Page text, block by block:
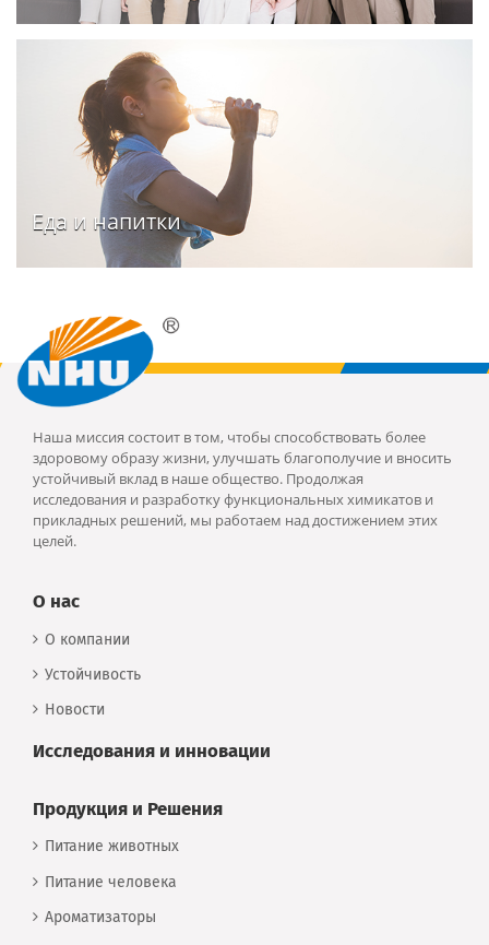
Еда и напитки
Наша миссия состоит в том, чтобы способствовать более
здоровому образу жизни, улучшать благополучие и вносить
устойчивый вклад в наше общество. Продолжая
исследования и разработку функциональных химикатов и
прикладных решений, мы работаем над достижением этих
целей.
О нас
О компании
Устойчивость
Новости
Исследования и инновации
Продукция и Решения
Питание животных
Питание человека
Ароматизаторы